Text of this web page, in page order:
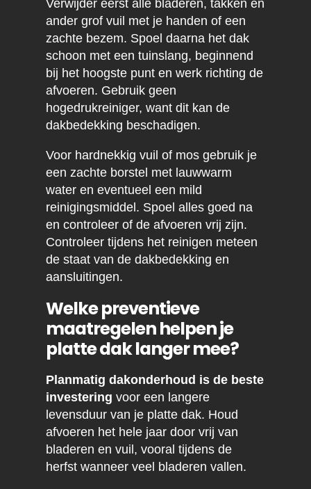
Verwijder eerst alle bladeren, takken en
ander grof vuil met je handen of een
zachte bezem. Spoel daarna het dak
schoon met een tuinslang, beginnend
bij het hoogste punt en werk richting de
afvoeren. Gebruik geen
hogedrukreiniger, want dit kan de
dakbedekking beschadigen.
Voor hardnekkig vuil of mos gebruik je
een zachte borstel met lauwwarm
water en eventueel een mild
reinigingsmiddel. Spoel alles goed na
en controleer of de afvoeren vrij zijn.
Controleer tijdens het reinigen meteen
de staat van de dakbedekking en
aansluitingen.
Welke preventieve
maatregelen helpen je
platte dak langer mee?
Planmatig dakonderhoud is de beste
investering voor een langere
levensduur van je platte dak. Houd
afvoeren het hele jaar door vrij van
bladeren en vuil, vooral tijdens de
herfst wanneer veel bladeren vallen.